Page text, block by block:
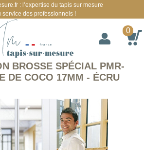
BROSSE SPÉCIAL PMR-
DE COCO 17MM - ÉCRU
: l’expertise du tapis sur mesure
service des professionnels !
0